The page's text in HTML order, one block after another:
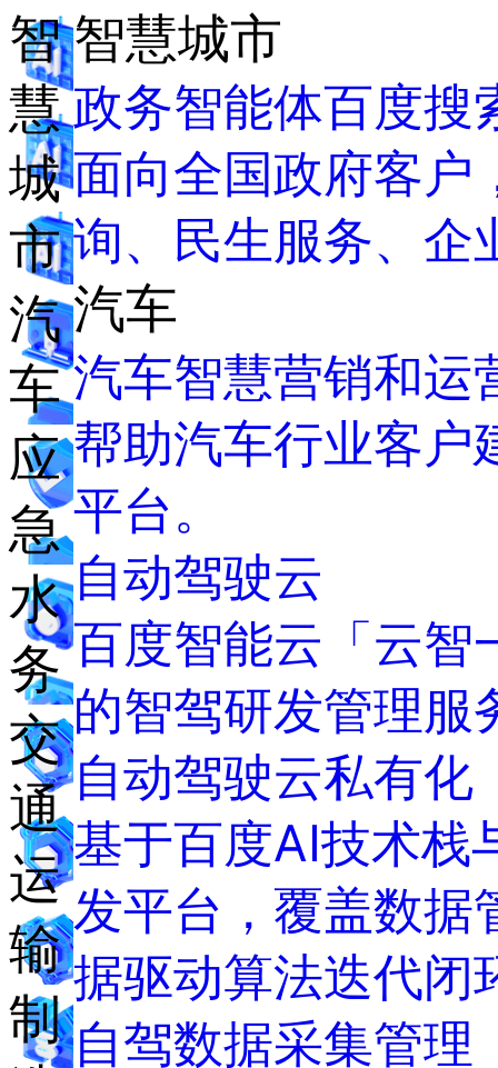
智
慧
城
市
汽
车
应
急
水
务
交
通
运
输
制
智慧城市
政务智能体百度搜
面向全国政府客户
询、民生服务、企
汽车
汽车智慧营销和运
帮助汽车行业客户
平台。
自动驾驶云
百度智能云「云智
的智驾研发管理服
自动驾驶云私有化
基于百度AI技术栈
发平台，覆盖数据
据驱动算法迭代闭
自驾数据采集管理